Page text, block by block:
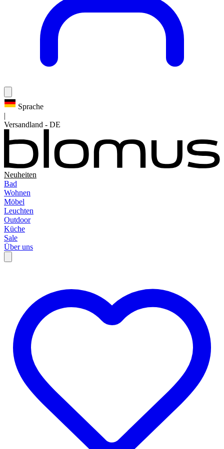
Sprache
|
Versandland - DE
Neuheiten
Bad
Wohnen
Möbel
Leuchten
Outdoor
Küche
Sale
Über uns